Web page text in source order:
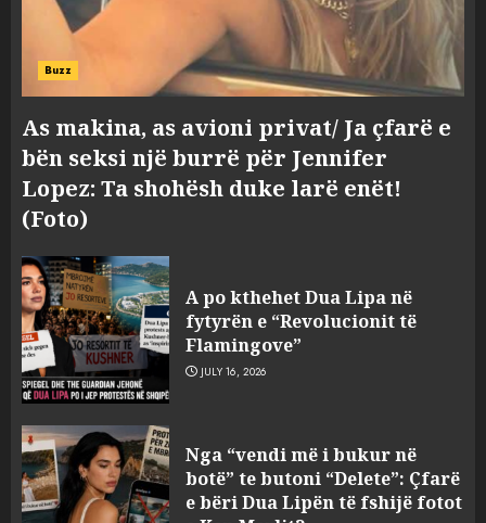
Buzz
As makina, as avioni privat/ Ja çfarë e
bën seksi një burrë për Jennifer
Lopez: Ta shohësh duke larë enët!
(Foto)
A po kthehet Dua Lipa në
fytyrën e “Revolucionit të
Flamingove”
JULY 16, 2026
Nga “vendi më i bukur në
botë” te butoni “Delete”: Çfarë
e bëri Dua Lipën të fshijë fotot
Eglind Mançja punonte tek
Kredo.al, vuri në Linkedin
foto të një personi tjetër